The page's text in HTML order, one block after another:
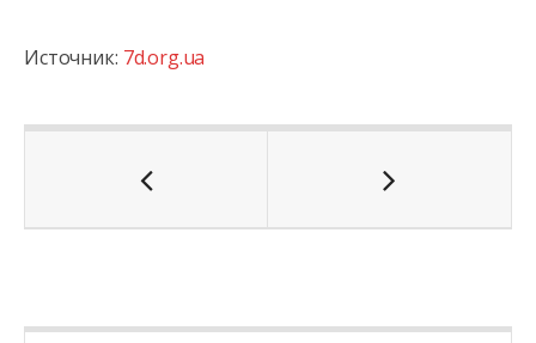
Источник: 7d.org.ua